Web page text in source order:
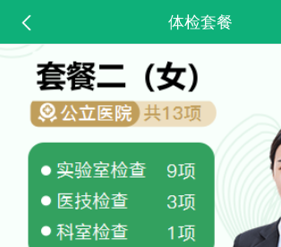
体检套餐